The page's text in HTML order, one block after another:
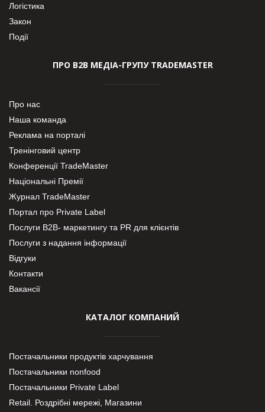
Логістика
Закон
Події
ПРО В2В МЕДІА-ГРУПУ TRADEMASTER
Про нас
Наша команда
Реклама на порталі
Тренінговий центр
Конференції TradeMaster
Національні Премії
Журнал TradeMaster
Портал про Private Label
Послуги В2В- маркетингу та PR для клієнтів
Послуги з надання інформації
Відгуки
Контакти
Вакансії
КАТАЛОГ КОМПАНИЙ
Постачальники продуктів харчування
Постачальники nonfood
Постачальники Private Label
Retail. Роздрібні мережі, Магазини